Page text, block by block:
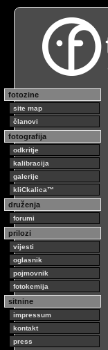
fotozine
site map
članovi
fotografija
odkritje
kalibracija
galerije
kliCkalica™
druženja
forumi
prilozi
vijesti
oglasnik
pojmovnik
fotokemija
sitnine
impressum
kontakt
press